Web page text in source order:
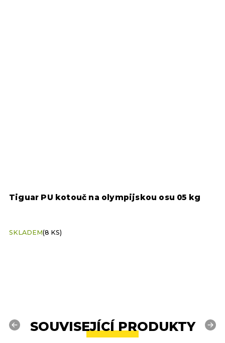
Tiguar PU kotouč na olympijskou osu 05 kg
SKLADEM(8 KS)
SOUVISEJÍCÍ PRODUKTY
Previous Next